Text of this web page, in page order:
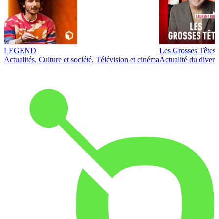
LEGEND
Actualités, Culture et société, Télévision et cinéma
Les Grosses Têtes
Actualité du